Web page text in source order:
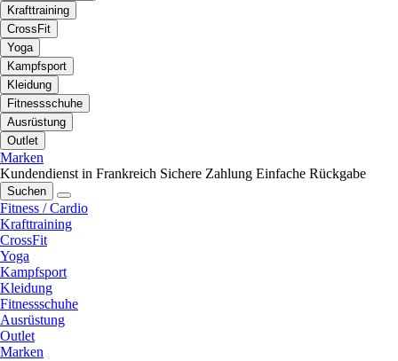
Krafttraining
CrossFit
Yoga
Kampfsport
Kleidung
Fitnessschuhe
Ausrüstung
Outlet
Marken
Kundendienst in Frankreich Sichere Zahlung Einfache Rückgabe
Suchen
Fitness / Cardio
Krafttraining
CrossFit
Yoga
Kampfsport
Kleidung
Fitnessschuhe
Ausrüstung
Outlet
Marken